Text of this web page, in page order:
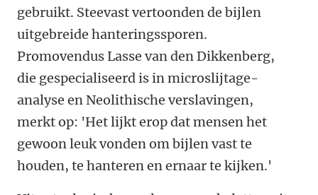
gebruikt. Steevast vertoonden de bijlen
uitgebreide hanteringssporen.
Promovendus Lasse van den Dikkenberg,
die gespecialiseerd is in microslijtage-
analyse en Neolithische verslavingen,
merkt op: 'Het lijkt erop dat mensen het
gewoon leuk vonden om bijlen vast te
houden, te hanteren en ernaar te kijken.'